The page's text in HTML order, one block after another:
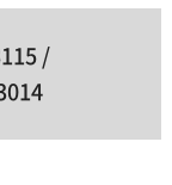
/